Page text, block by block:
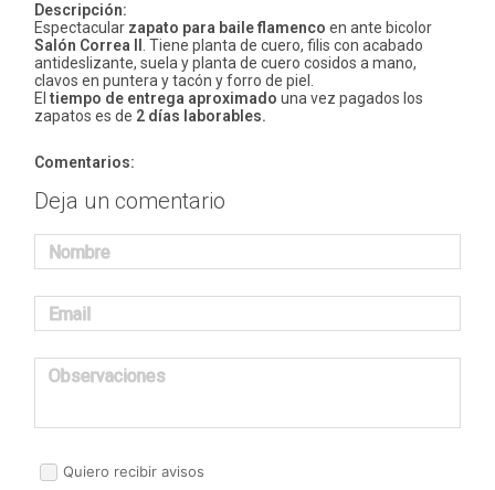
Descripción:
Espectacular zapato para baile flamenco en ante bicolor
Salón Correa II
. Tiene planta de cuero, filis con acabado
antideslizante, suela y planta de cuero cosidos a mano,
clavos en puntera y tacón y forro de piel.
El tiempo de entrega aproximado una vez pagados los
zapatos es de 2 días laborables.
Comentarios:
Deja un comentario
Nombre
Email
Observaciones
Quiero recibir avisos